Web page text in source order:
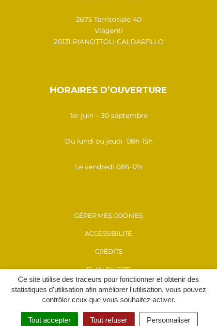
Ce site utilise des traceurs pour fonctionner et obtenir des
statistiques d'utilisation afin améliorer l'utilisation, vous pouvez
contrôler ceux que vous souhaitez activer.
Tout accepter Tout refuser Personnaliser
2675 Territoriale 40
Viagenti
20131 PIANOTTOLI CALDARELLO
HORAIRES D’OUVERTURE
1er juin – 30 septembre
Du lundi au jeudi 08h-15h
Le vendredi 08h-12h
GÉRER MES COOKIES
ACCESSIBILITÉ
CRÉDITS
PLAN DU SITE
MENTIONS LÉGALES
POLITIQUE DE CONFIDENTIALITÉ